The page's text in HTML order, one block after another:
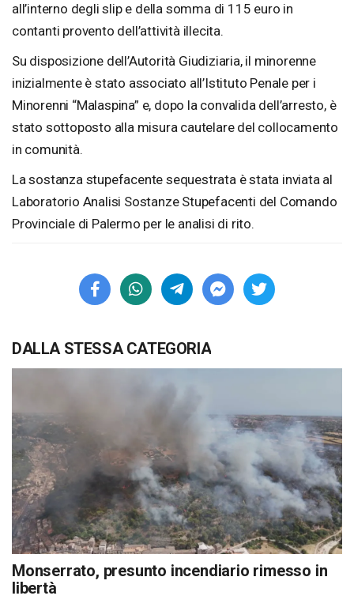
all’interno degli slip e della somma di 115 euro in
contanti provento dell’attività illecita.
Su disposizione dell’Autorità Giudiziaria, il minorenne
inizialmente è stato associato all’Istituto Penale per i
Minorenni “Malaspina” e, dopo la convalida dell’arresto, è
stato sottoposto alla misura cautelare del collocamento
in comunità.
La sostanza stupefacente sequestrata è stata inviata al
Laboratorio Analisi Sostanze Stupefacenti del Comando
Provinciale di Palermo per le analisi di rito.
DALLA STESSA CATEGORIA
Monserrato, presunto incendiario rimesso in
libertà